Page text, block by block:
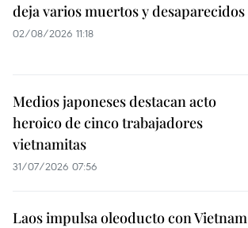
deja varios muertos y desaparecidos
02/08/2026 11:18
Medios japoneses destacan acto
heroico de cinco trabajadores
vietnamitas
31/07/2026 07:56
Laos impulsa oleoducto con Vietnam